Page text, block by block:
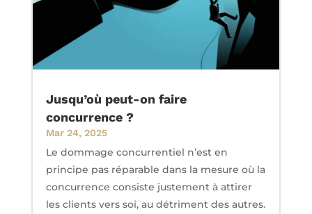
Jusqu’où peut-on faire
concurrence ?
Mar 24, 2025
Le dommage concurrentiel n’est en
principe pas réparable dans la mesure où la
concurrence consiste justement à attirer
les clients vers soi, au détriment des autres.